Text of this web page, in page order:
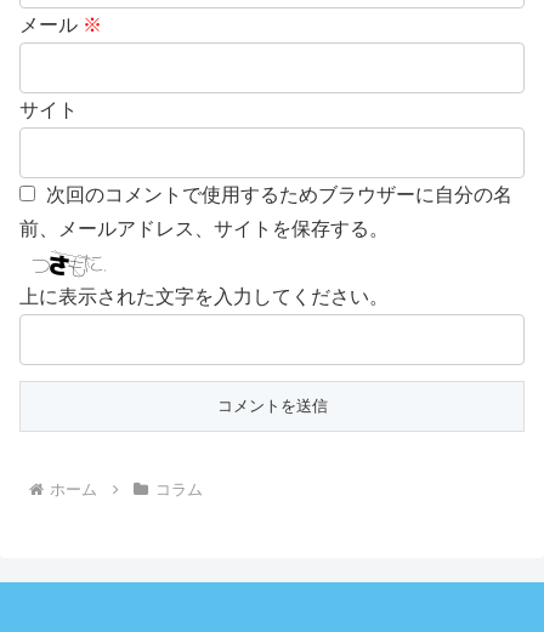
メール ※
サイト
次回のコメントで使用するためブラウザーに自分の名
前、メールアドレス、サイトを保存する。
上に表示された文字を入力してください。
ホーム コラム